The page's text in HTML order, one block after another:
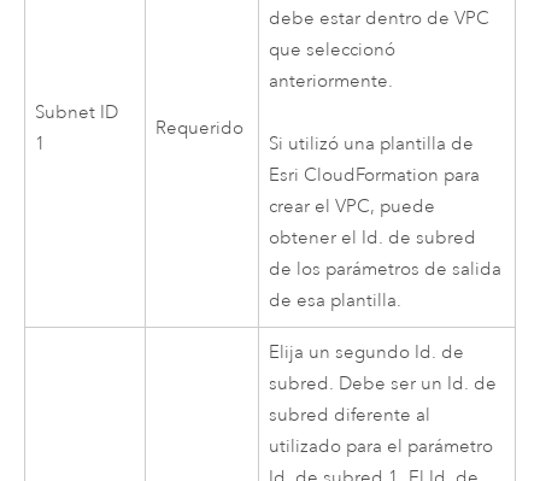
Subnet ID
1
Requerido
debe estar dentro deVPC
que seleccionó
anteriormente.
Si utilizó una plantilla de
Esri CloudFormation para
crear elVPC, puede
obtener el Id. de subred
de los parámetros de salida
de esa plantilla.
Elija un segundo Id. de
subred. Debe ser un Id. de
subred diferente al
utilizado para el parámetro